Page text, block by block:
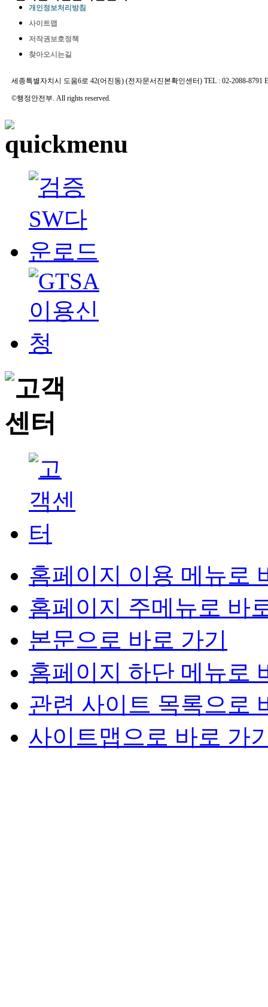
개인정보처리방침
사이트맵
저작권보호정책
찾아오시는길
세종특별자치시 도움6로 42(어진동) (전자문서진본확인센터) TEL : 02-2088-8791
©행정안전부. All rights reserved.
홈페이지 이용 메뉴로
홈페이지 주메뉴로 바
본문으로 바로 가기
홈페이지 하단 메뉴로
관련 사이트 목록으로
사이트맵으로 바로 가